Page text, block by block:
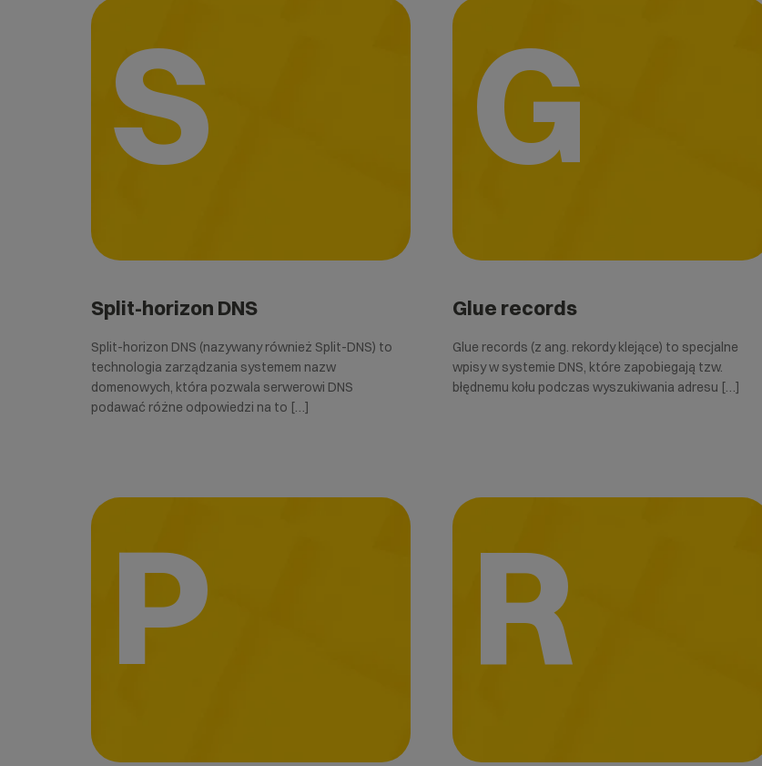
S
Split-horizon DNS
Split-horizon DNS (nazywany również Split-DNS) to
technologia zarządzania systemem nazw
domenowych, która pozwala serwerowi DNS
podawać różne odpowiedzi na to […]
G
Glue records
Glue records (z ang. rekordy klejące) to specjalne
wpisy w systemie DNS, które zapobiegają tzw.
błędnemu kołu podczas wyszukiwania adresu […]
P R